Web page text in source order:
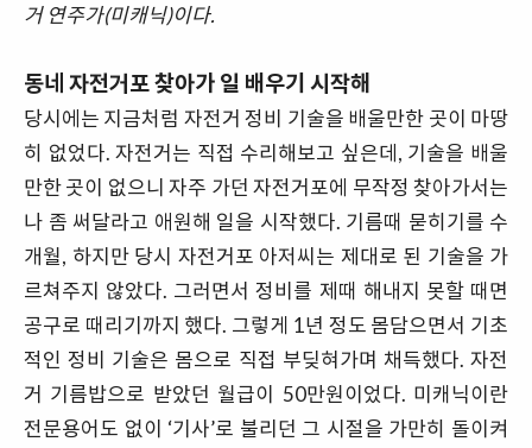
거 연주가(미캐닉)이다.
동네 자전거포 찾아가 일 배우기 시작해
당시에는 지금처럼 자전거 정비 기술을 배울만한 곳이 마땅
히 없었다. 자전거는 직접 수리해보고 싶은데, 기술을 배울
만한 곳이 없으니 자주 가던 자전거포에 무작정 찾아가서는
나 좀 써달라고 애원해 일을 시작했다. 기름때 묻히기를 수
개월, 하지만 당시 자전거포 아저씨는 제대로 된 기술을 가
르쳐주지 않았다. 그러면서 정비를 제때 해내지 못할 때면
공구로 때리기까지 했다. 그렇게 1년 정도 몸담으면서 기초
적인 정비 기술은 몸으로 직접 부딪혀가며 채득했다. 자전
거 기름밥으로 받았던 월급이 50만원이었다. 미캐닉이란
전문용어도 없이 ‘기사’로 불리던 그 시절을 가만히 돌이켜